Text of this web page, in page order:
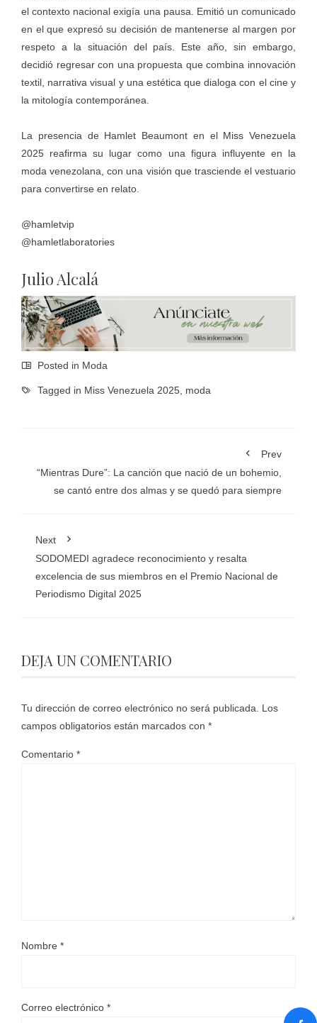
el contexto nacional exigía una pausa. Emitió un comunicado
en el que expresó su decisión de mantenerse al margen por
respeto a la situación del país. Este año, sin embargo,
decidió regresar con una propuesta que combina innovación
textil, narrativa visual y una estética que dialoga con el cine y
la mitología contemporánea.
La presencia de Hamlet Beaumont en el Miss Venezuela
2025 reafirma su lugar como una figura influyente en la
moda venezolana, con una visión que trasciende el vestuario
para convertirse en relato.
@hamletvip
@hamletlaboratories
Julio Alcalá
Posted in Moda
Tagged in Miss Venezuela 2025 moda
Prev
“Mientras Dure”: La canción que nació de un bohemio,
se cantó entre dos almas y se quedó para siempre
Next
SODOMEDI agradece reconocimiento y resalta
excelencia de sus miembros en el Premio Nacional de
Periodismo Digital 2025
DEJA UN COMENTARIO
Tu dirección de correo electrónico no será publicada.
Los
campos obligatorios están marcados con *
Comentario *
Nombre *
Correo electrónico *